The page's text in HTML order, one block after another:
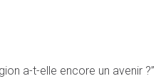
a-t-elle encore un avenir ?”